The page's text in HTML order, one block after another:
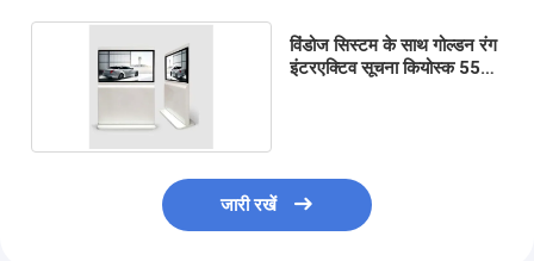
विंडोज सिस्टम के साथ गोल्डन रंग
इंटरएक्टिव सूचना कियोस्क 55
जारी रखें